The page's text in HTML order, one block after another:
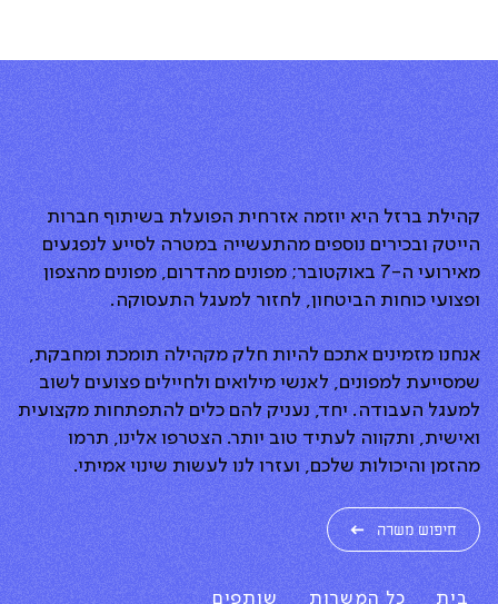
קהילת ברזל היא יוזמה אזרחית הפועלת בשיתוף חברות
הייטק ובכירים נוספים מהתעשייה במטרה לסייע לנפגעים
מאירועי ה-7 באוקטובר; מפונים מהדרום, מפונים מהצפון
ופצועי כוחות הביטחון, לחזור למעגל התעסוקה.
אנחנו מזמינים אתכם להיות חלק מקהילה תומכת ומחבקת,
שמסייעת למפונים, לאנשי מילואים ולחיילים פצועים לשוב
למעגל העבודה. יחד, נעניק להם כלים להתפתחות מקצועית
ואישית, ותקווה לעתיד טוב יותר. הצטרפו אלינו, תרמו
מהזמן והיכולות שלכם, ועזרו לנו לעשות שינוי אמיתי.
חיפוש משרה
בית כל המשרות שותפים